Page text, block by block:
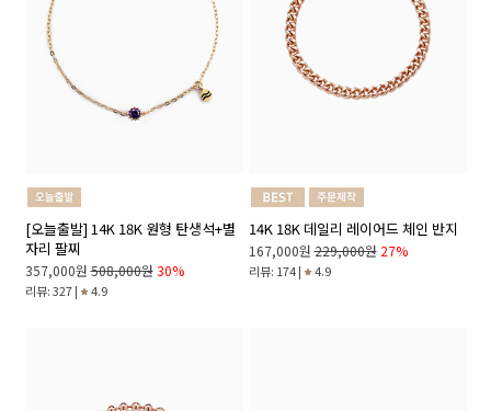
[오늘출발] 14K 18K 원형 탄생석+별
자리 팔찌
357,000원 508,000원 30%
리뷰: 327 | 4.9
14K 18K 데일리 레이어드 체인 반지
167,000원 229,000원 27%
리뷰: 174 | 4.9